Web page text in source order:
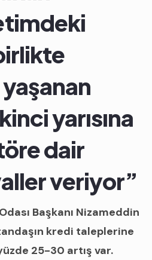
yarısına
dair
veriyor”
Başkanı Nizameddin
kredi taleplerine
25-30 artış var.